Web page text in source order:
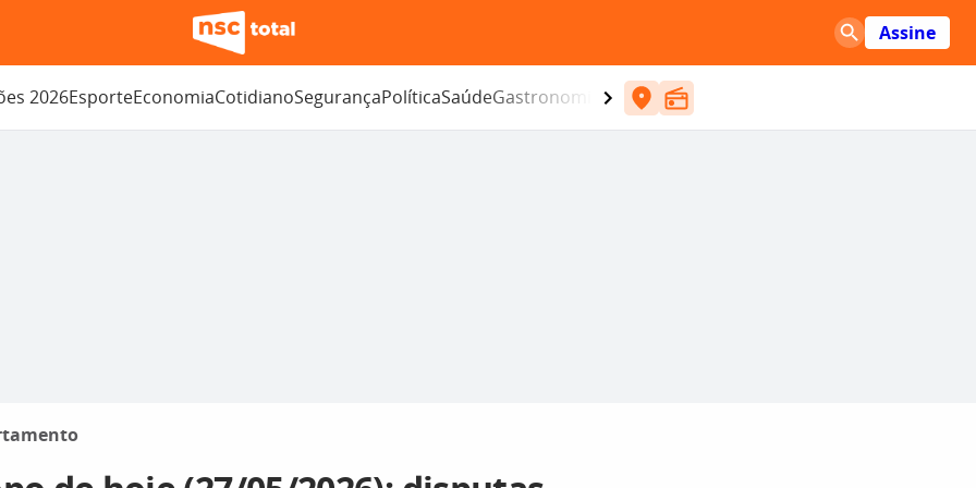
Assine
2026EsporteEconomiaCotidianoSegurançaPolíticaSaúdeGastronomia Entretenimento